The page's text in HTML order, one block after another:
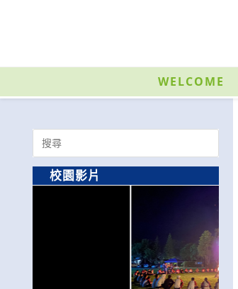
內
WELCOME
Search
for:
校園影片